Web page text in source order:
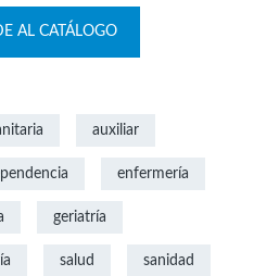
AL CATÁLOGO
auxiliar
enfermería
geriatría
salud sanidad